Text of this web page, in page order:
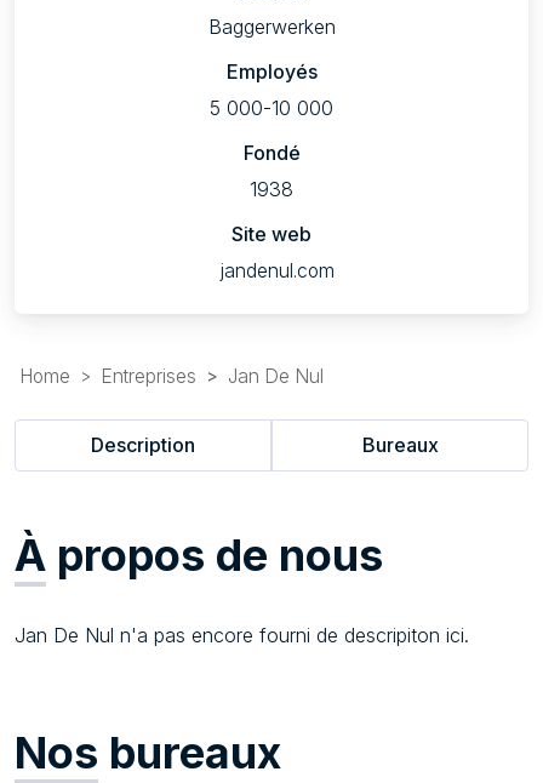
Baggerwerken
Employés
5 000-10 000
Fondé
1938
Site web
jandenul.com
Home Entreprises Jan De Nul
Description Bureaux
À propos de nous
Jan De Nul n'a pas encore fourni de descripiton ici.
Nos bureaux